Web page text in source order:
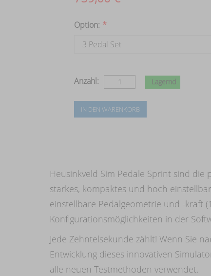
Option: *
Anzahl: Lagernd
Heusinkveld Sim Pedale Sprint sind
starkes, kompaktes und hoch
einstellbare Pedalgeometrie und -kraft
Konfigurationsmöglichkeiten in der
Jede Zehntelsekunde zählt! Wenn Sie
Entwicklung dieses innovativen
alle neuen Testmethoden verwendet.